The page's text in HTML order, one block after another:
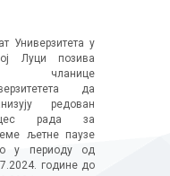
Универзитета у
Луци позива
чланице
да
редован
рада за
љетне паузе
у периоду од
године до